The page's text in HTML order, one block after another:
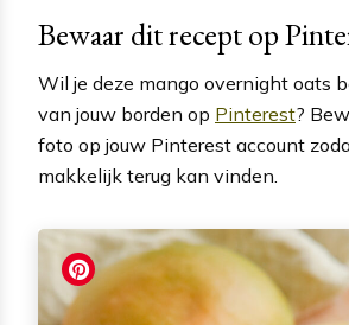
Bewaar dit recept op
Wil je deze mango overnight oats
van jouw borden op Pinterest?
foto op jouw Pinterest account
makkelijk terug kan vinden.